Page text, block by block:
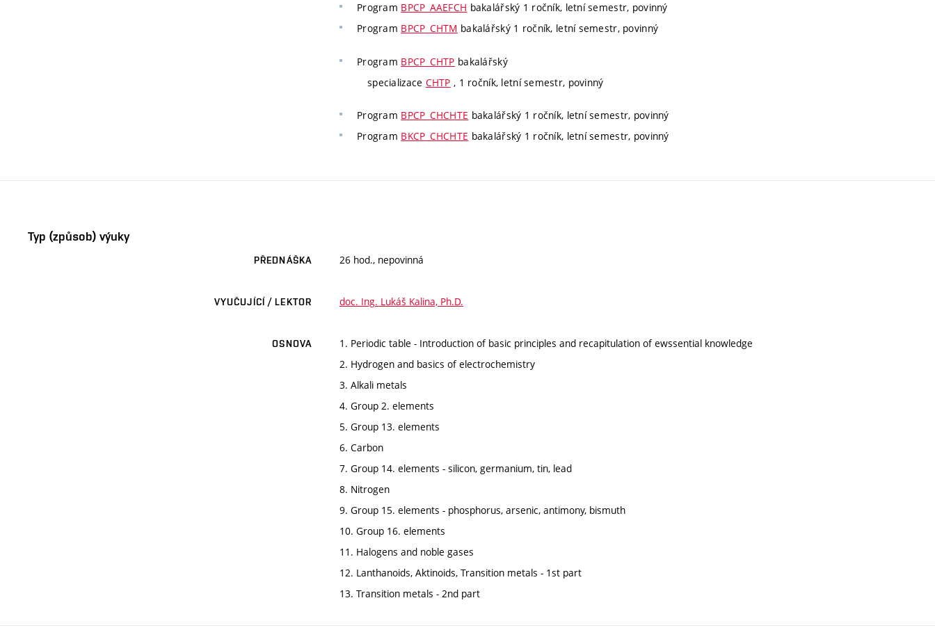
Program BPCP_AAEFCH bakalářský 1 ročník, letní semestr, povinný
Program BPCP_CHTM bakalářský 1 ročník, letní semestr, povinný
Program BPCP_CHTP bakalářský
specializace CHTP , 1 ročník, letní semestr, povinný
Program BPCP_CHCHTE bakalářský 1 ročník, letní semestr, povinný
Program BKCP_CHCHTE bakalářský 1 ročník, letní semestr, povinný
Typ (způsob) výuky
PŘEDNÁŠKA 26 hod., nepovinná
VYUČUJÍCÍ / LEKTOR doc. Ing. Lukáš Kalina, Ph.D.
OSNOVA
1. Periodic table - Introduction of basic principles and recapitulation of ewssential knowledge
2. Hydrogen and basics of electrochemistry
3. Alkali metals
4. Group 2. elements
5. Group 13. elements
6. Carbon
7. Group 14. elements - silicon, germanium, tin, lead
8. Nitrogen
9. Group 15. elements - phosphorus, arsenic, antimony, bismuth
10. Group 16. elements
11. Halogens and noble gases
12. Lanthanoids, Aktinoids, Transition metals - 1st part
13. Transition metals - 2nd part